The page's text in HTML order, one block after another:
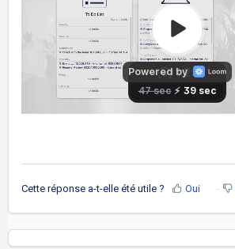
Cette réponse a-t-elle été utile ? Oui